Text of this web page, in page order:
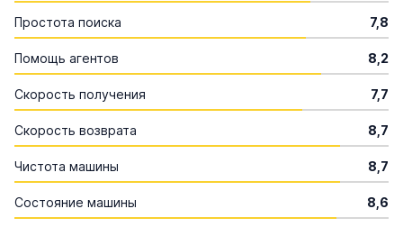
Простота поиска 7,8
Помощь агентов 8,2
Скорость получения 7,7
Скорость возврата 8,7
Чистота машины 8,7
Состояние машины 8,6